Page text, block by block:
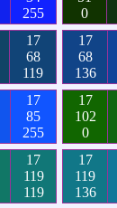
255
0
17
68
119
17
68
136
17
85
255
17
102
0
17
119
119
17
119
136